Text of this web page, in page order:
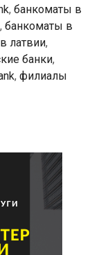
, банкоматы в
, банкоматы в
латвии,
банки,
, филиалы